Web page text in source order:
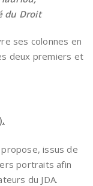
du Droit
ses colonnes en
deux premiers et
issus de
portraits afin
du JDA.